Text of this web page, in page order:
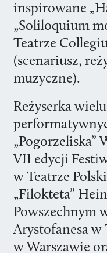
inspirowane
„Soliloquium
Teatrze
(scenariusz,
muzyczne).
Reżyserka
„Pogorzeliska”
VII edycji
w Teatrze
„Filokteta”
Powszechnym
Arystofanesa
w Warszawie